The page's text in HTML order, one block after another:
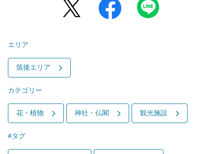
エリア
筑後エリア
カテゴリー
花・植物 神社・仏閣 観光施設
#タグ